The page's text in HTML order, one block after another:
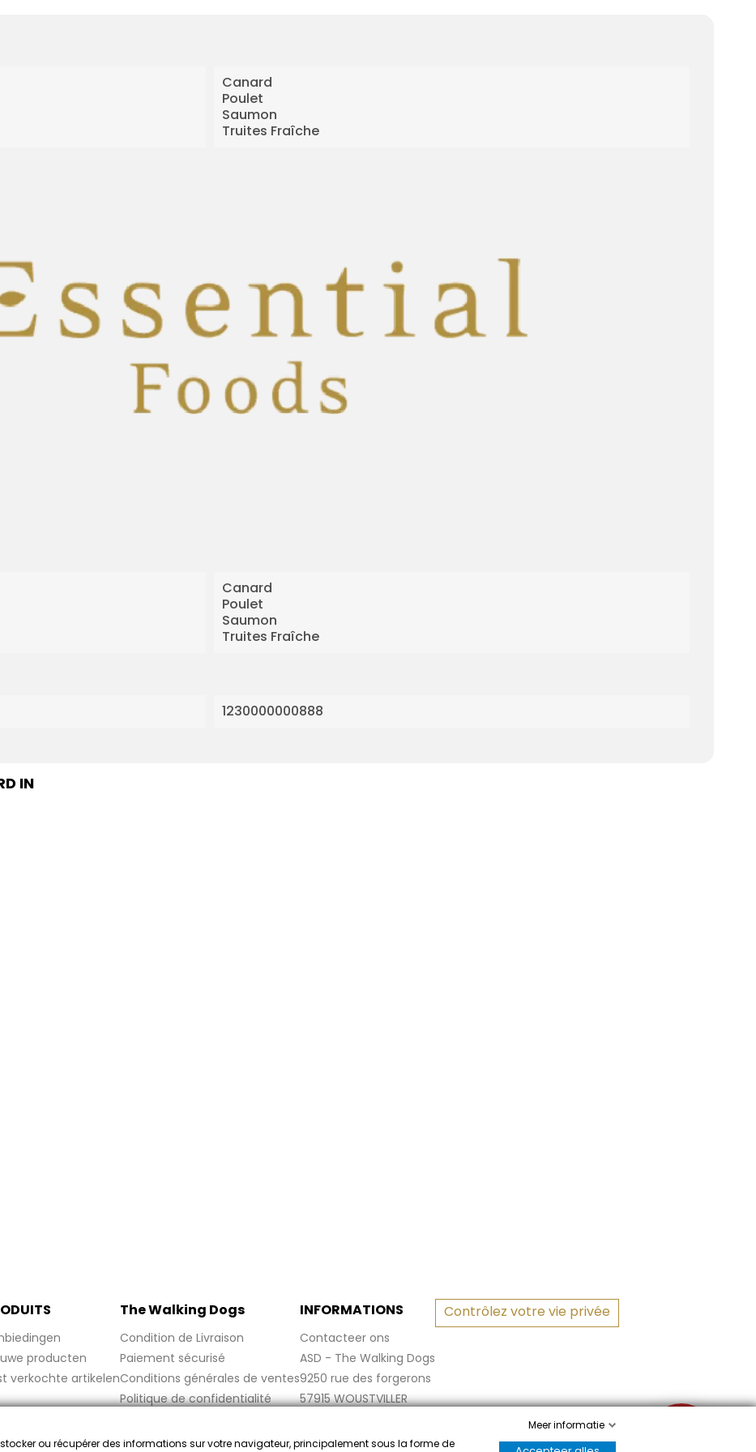
Canard
Poulet
Saumon
Truites Fraîche
Canard
Poulet
Saumon
Truites Fraîche
1230000000888
IN
producten
verkochte artikelen
The Walking Dogs
Condition de Livraison
Paiement sécurisé
Conditions générales de ventes
Politique de confidentialité
Mentions légales
INFORMATIONS
Contacteer ons
ASD - The Walking Dogs
9250 rue des forgerons
57915 WOUSTVILLER
Contrôlez votre vie privée
ou récupérer des informations sur votre navigateur, principalement sous la forme de
Meer informatie